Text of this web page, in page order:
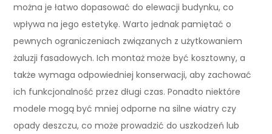
można je łatwo dopasować do elewacji budynku, co
wpływa na jego estetykę. Warto jednak pamiętać o
pewnych ograniczeniach związanych z użytkowaniem
żaluzji fasadowych. Ich montaż może być kosztowny, a
także wymaga odpowiedniej konserwacji, aby zachować
ich funkcjonalność przez długi czas. Ponadto niektóre
modele mogą być mniej odporne na silne wiatry czy
opady deszczu, co może prowadzić do uszkodzeń lub